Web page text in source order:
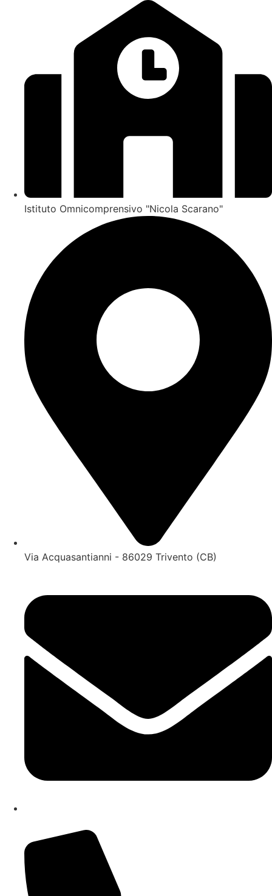
Istituto Omnicomprensivo "Nicola Scarano"
Via Acquasantianni - 86029 Trivento (CB)